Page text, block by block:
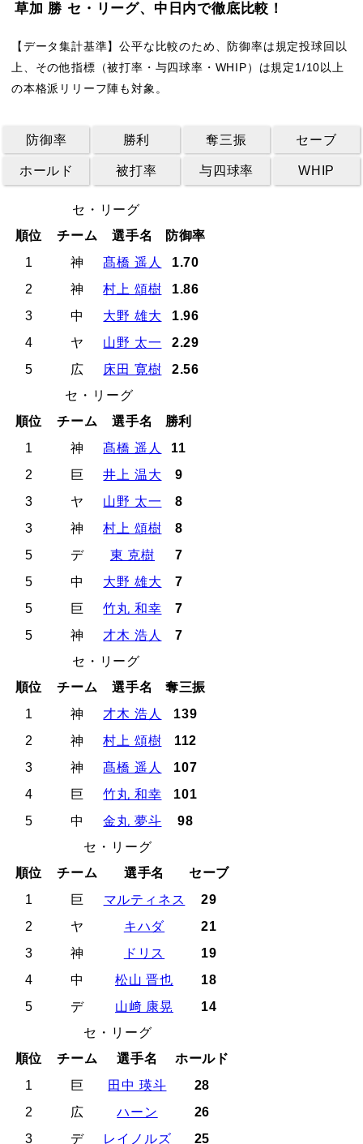
草加 勝 セ・リーグ、中日内で徹底比較！
【データ集計基準】公平な比較のため、防御率は規定投球回以
上、その他指標（被打率・与四球率・WHIP）は規定1/10以上
の本格派リリーフ陣も対象。
防御率 勝利 奪三振 セーブ
ホールド 被打率 与四球率 WHIP
セ・リーグ
順位
チーム 選手名
防御率
1
神 髙橋 遥人
1.70
2
神 村上 頌樹
1.86
3
中 大野 雄大
1.96
4
ヤ 山野 太一
2.29
5
広 床田 寛樹
2.56
セ・リーグ
順位
チーム 選手名
勝利
1
神 髙橋 遥人
11
2
巨 井上 温大
9
3
ヤ 山野 太一
8
3
神 村上 頌樹
8
5
デ 東 克樹
7
5
中 大野 雄大
7
5
巨 竹丸 和幸
7
5
神 才木 浩人
7
セ・リーグ
順位
チーム 選手名
奪三振
1
神 才木 浩人
139
2
神 村上 頌樹
112
3
神 髙橋 遥人
107
4
巨 竹丸 和幸
101
5
中 金丸 夢斗
98
セ・リーグ
順位
チーム 選手名
セーブ
1
巨 マルティネス
29
2
ヤ キハダ
21
3
神 ドリス
19
4
中 松山 晋也
18
5
デ 山﨑 康晃
14
セ・リーグ
順位
チーム 選手名
ホールド
1
巨 田中 瑛斗
28
2
広 ハーン
26
3
デ レイノルズ 25